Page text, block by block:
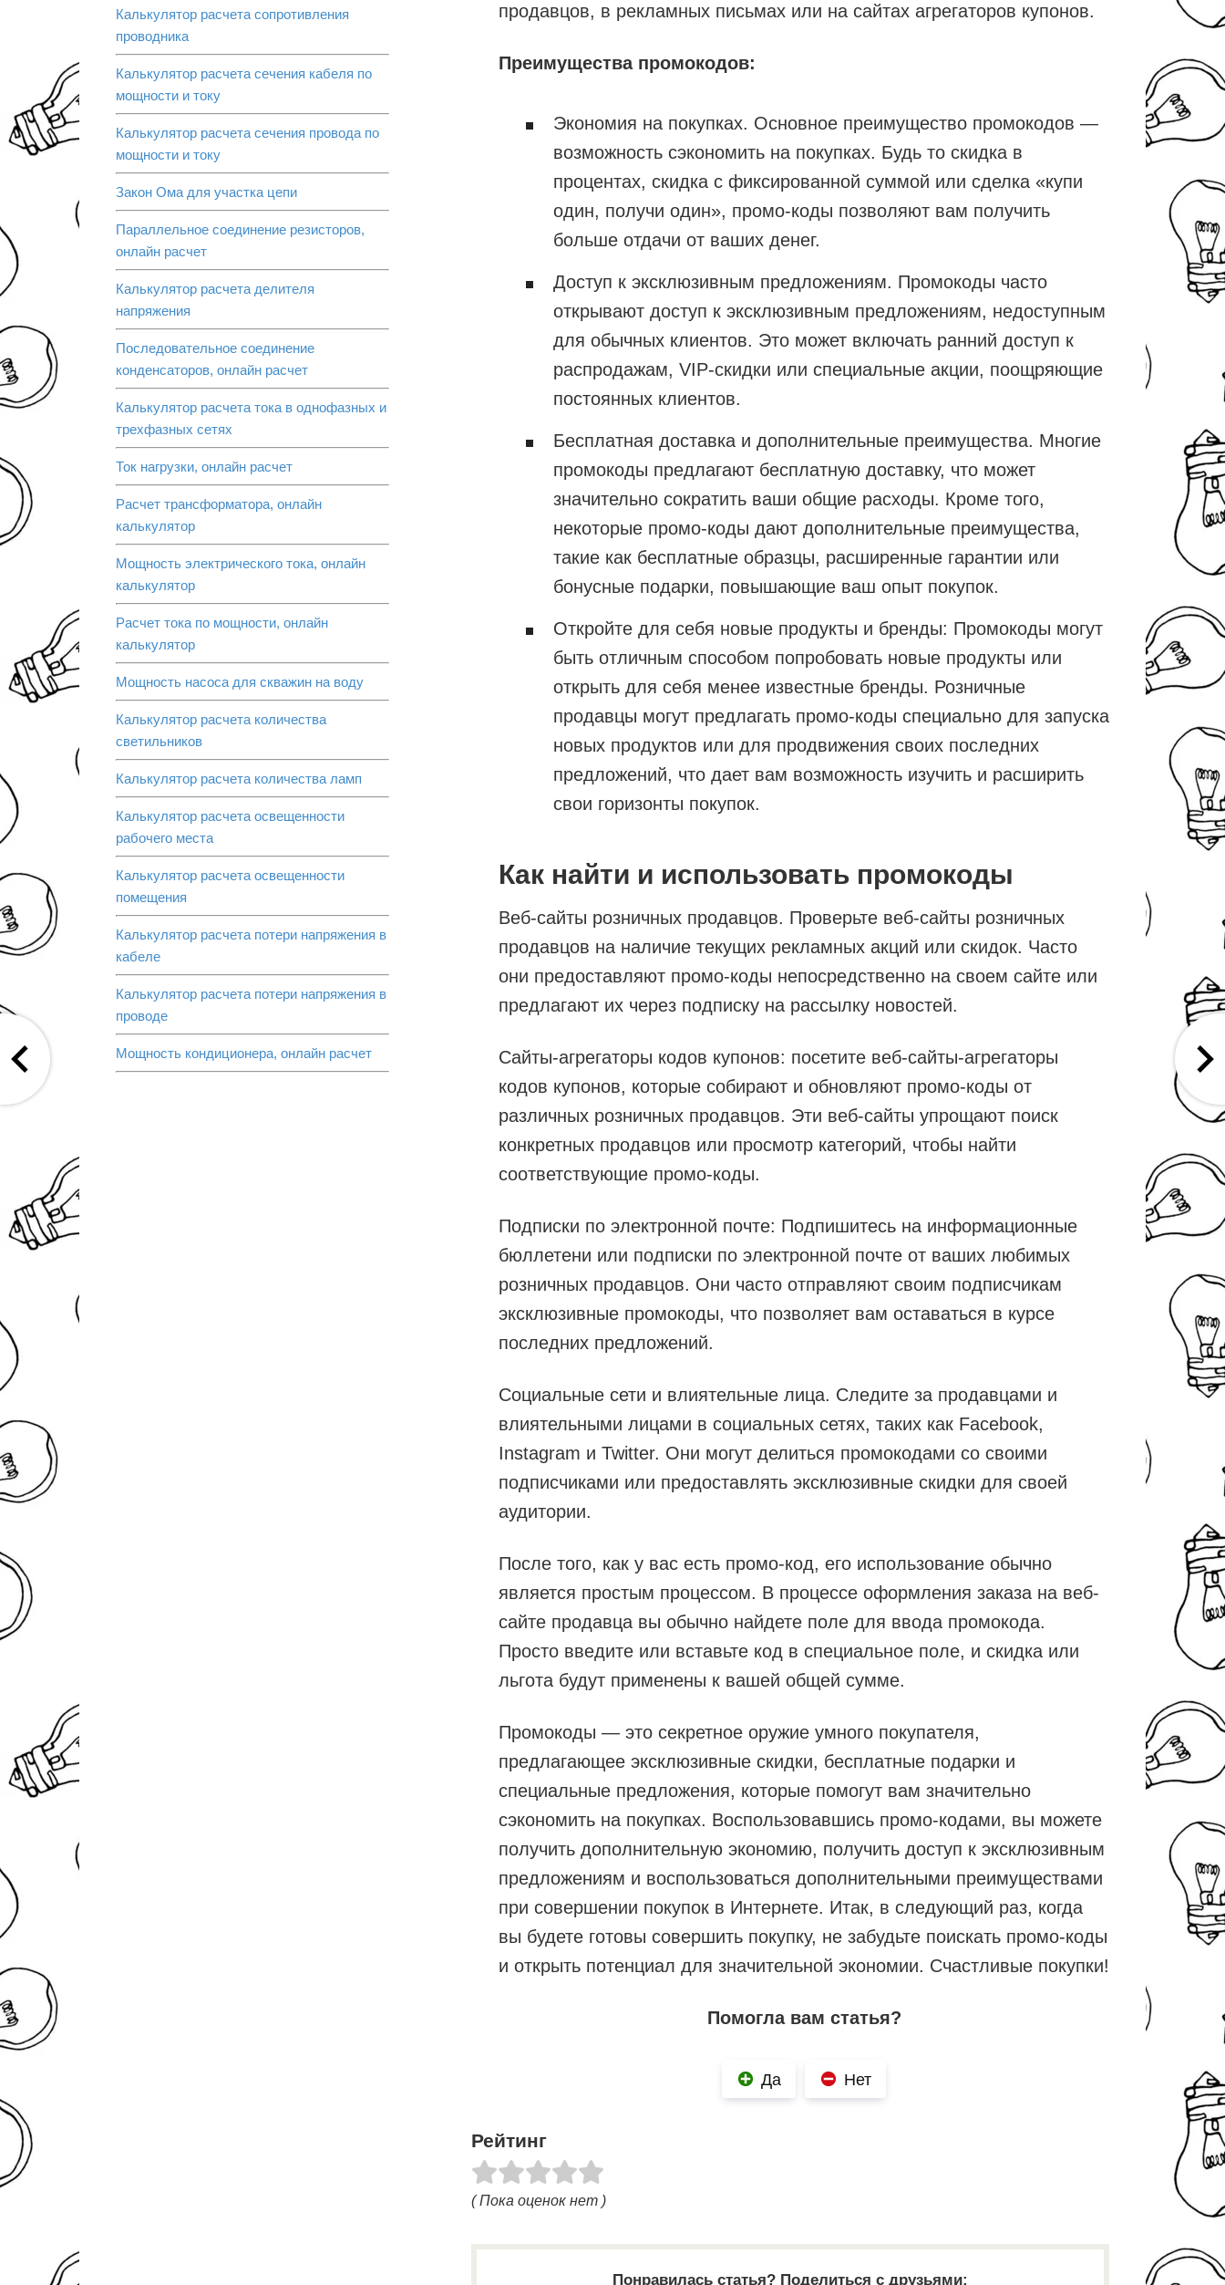
продавцов, в рекламных письмах или на сайтах агрегаторов купонов.
Преимущества промокодов:
Экономия на покупках. Основное преимущество промокодов —
возможность сэкономить на покупках. Будь то скидка в
процентах, скидка с фиксированной суммой или сделка «купи
один, получи один», промо-коды позволяют вам получить
больше отдачи от ваших денег.
Доступ к эксклюзивным предложениям. Промокоды часто
открывают доступ к эксклюзивным предложениям, недоступным
для обычных клиентов. Это может включать ранний доступ к
распродажам, VIP-скидки или специальные акции, поощряющие
постоянных клиентов.
Бесплатная доставка и дополнительные преимущества. Многие
промокоды предлагают бесплатную доставку, что может
значительно сократить ваши общие расходы. Кроме того,
некоторые промо-коды дают дополнительные преимущества,
такие как бесплатные образцы, расширенные гарантии или
бонусные подарки, повышающие ваш опыт покупок.
Откройте для себя новые продукты и бренды: Промокоды могут
быть отличным способом попробовать новые продукты или
открыть для себя менее известные бренды. Розничные
продавцы могут предлагать промо-коды специально для запуска
новых продуктов или для продвижения своих последних
предложений, что дает вам возможность изучить и расширить
свои горизонты покупок.
Как найти и использовать промокоды
Веб-сайты розничных продавцов. Проверьте веб-сайты розничных
продавцов на наличие текущих рекламных акций или скидок. Часто
они предоставляют промо-коды непосредственно на своем сайте или
предлагают их через подписку на рассылку новостей.
Сайты-агрегаторы кодов купонов: посетите веб-сайты-агрегаторы
кодов купонов, которые собирают и обновляют промо-коды от
различных розничных продавцов. Эти веб-сайты упрощают поиск
конкретных продавцов или просмотр категорий, чтобы найти
соответствующие промо-коды.
Подписки по электронной почте: Подпишитесь на информационные
бюллетени или подписки по электронной почте от ваших любимых
розничных продавцов. Они часто отправляют своим подписчикам
эксклюзивные промокоды, что позволяет вам оставаться в курсе
последних предложений.
Социальные сети и влиятельные лица. Следите за продавцами и
влиятельными лицами в социальных сетях, таких как Facebook,
Instagram и Twitter. Они могут делиться промокодами со своими
подписчиками или предоставлять эксклюзивные скидки для своей
аудитории.
После того, как у вас есть промо-код, его использование обычно
является простым процессом. В процессе оформления заказа на веб-
сайте продавца вы обычно найдете поле для ввода промокода.
Просто введите или вставьте код в специальное поле, и скидка или
льгота будут применены к вашей общей сумме.
Промокоды — это секретное оружие умного покупателя,
предлагающее эксклюзивные скидки, бесплатные подарки и
специальные предложения, которые помогут вам значительно
сэкономить на покупках. Воспользовавшись промо-кодами, вы можете
получить дополнительную экономию, получить доступ к эксклюзивным
предложениям и воспользоваться дополнительными преимуществами
при совершении покупок в Интернете. Итак, в следующий раз, когда
вы будете готовы совершить покупку, не забудьте поискать промо-коды
и открыть потенциал для значительной экономии. Счастливые покупки!
Помогла вам статья?
Да Нет
Рейтинг
( Пока оценок нет )
Понравилась статья? Поделиться с друзьями:
Калькулятор расчета сопротивления
проводника
Калькулятор расчета сечения кабеля по
мощности и току
Калькулятор расчета сечения провода по
мощности и току
Закон Ома для участка цепи
Параллельное соединение резисторов,
онлайн расчет
Калькулятор расчета делителя
напряжения
Последовательное соединение
конденсаторов, онлайн расчет
Калькулятор расчета тока в однофазных и
трехфазных сетях
Ток нагрузки, онлайн расчет
Расчет трансформатора, онлайн
калькулятор
Мощность электрического тока, онлайн
калькулятор
Расчет тока по мощности, онлайн
калькулятор
Мощность насоса для скважин на воду
Калькулятор расчета количества
светильников
Калькулятор расчета количества ламп
Калькулятор расчета освещенности
рабочего места
Калькулятор расчета освещенности
помещения
Калькулятор расчета потери напряжения в
кабеле
Калькулятор расчета потери напряжения в
проводе
Мощность кондиционера, онлайн расчет